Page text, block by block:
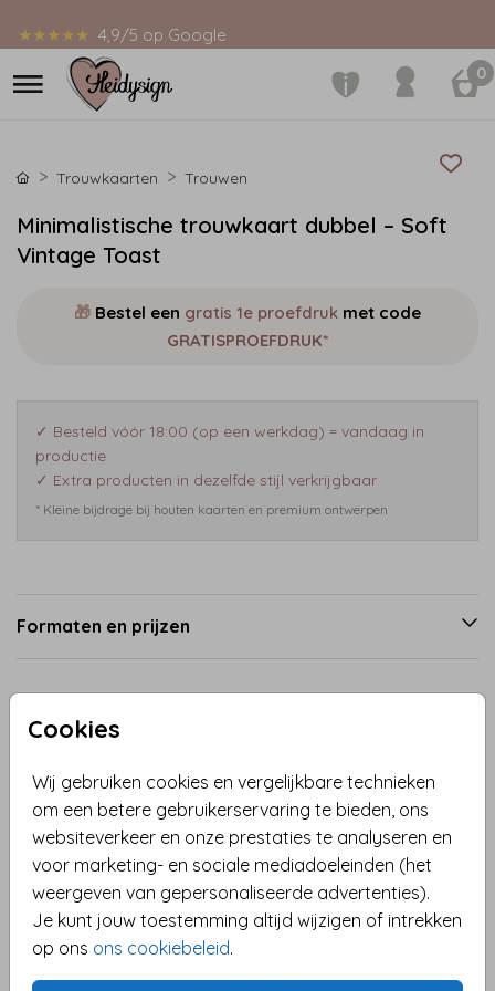
★★★★★ 4,9/5 op Google
0
Cookies
Wij gebruiken cookies en vergelijkbare technieken
om een betere gebruikerservaring te bieden, ons
websiteverkeer en onze prestaties te analyseren en
voor marketing- en sociale mediadoeleinden (het
weergeven van gepersonaliseerde advertenties).
Je kunt jouw toestemming altijd wijzigen of intrekken
op ons ons cookiebeleid.
Trouwkaarten Trouwen
Minimalistische trouwkaart dubbel – Soft
Vintage Toast
🎁 Bestel een gratis 1e proefdruk met code
GRATISPROEFDRUK*
✓ Besteld vóór 18:00 (op een werkdag) = vandaag in
productie
✓ Extra producten in dezelfde stijl verkrijgbaar
* Kleine bijdrage bij houten kaarten en premium ontwerpen
Formaten en prijzen
Productinformatie
Omschrijving
Deze elegante dubbele trouwkaart is ontworpen in
de stijl vanSoft Vintage Toast– met een witte
achtergrond, diepblauwe typografie en een
handgetekende illustratie van glazen als subtiel,
romantisch detail.
De klassieke opmaak in combinatie met moderne
Toon meer
Collectie